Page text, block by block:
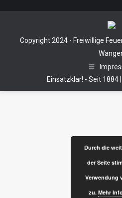
Copyright 2024 - Freiwillige
Einsatzklar! - Seit
Durch die
der Seite
Verwendung
zu. Mehr